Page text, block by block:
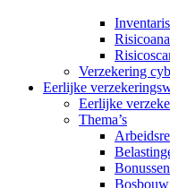
Verzekering
Eerlijke
Eerlijke
Thema’s
Bonussen
Bosbouw